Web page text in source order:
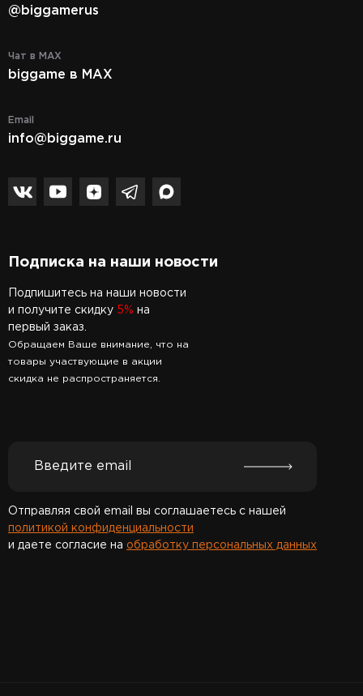
@biggamerus
Чат в MAX
biggame в MAX
Email
info@biggame.ru
Подписка на наши новости
Подпишитесь на наши новости
и получите скидку 5% на
первый заказ.
Обращаем Ваше внимание, что на
товары участвующие в акции
скидка не распространяется.
Отправляя свой email вы соглашаетесь с нашей
политикой конфиденциальности
и даете согласие на обработку персональных данных